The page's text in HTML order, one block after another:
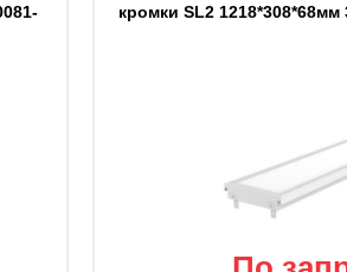
кромки SL2 1218*308*68мм